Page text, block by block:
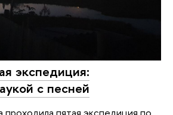
экспедиция:
с песней
проходила пятая экспедиция по